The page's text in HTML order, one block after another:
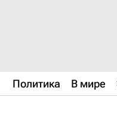
Политика В мире